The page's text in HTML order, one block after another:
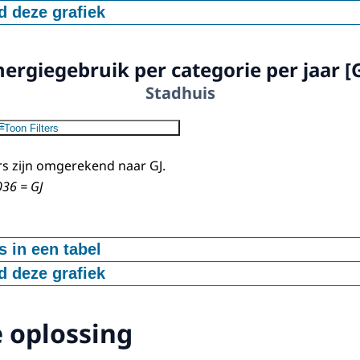
Gemiddeld energieverbruik stadhuis 2017-2022 [GJ]
20084
deze grafiek
bestand per categorie per jaar
Stadhuis
Toon Filters
zijn omgerekend naar GJ.
= GJ
in een tabel
Warmte
20598
54243
deze grafiek
bestand
oplossing